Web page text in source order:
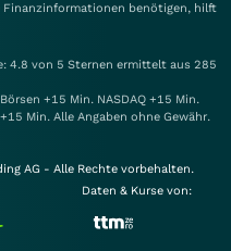
Finanzinformationen benötigen, hilft
4.8 von 5 Sternen ermittelt aus 285
+15 Min. NASDAQ +15 Min.
Min. Alle Angaben ohne Gewähr.
AG - Alle Rechte vorbehalten.
Daten & Kurse von: